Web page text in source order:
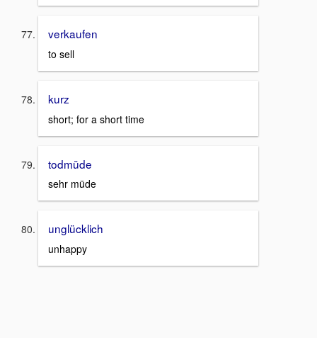
verkaufen
to sell
kurz
short; for a short time
todmüde
sehr müde
unglücklich
unhappy